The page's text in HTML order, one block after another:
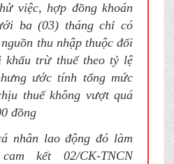
việc, hợp đồng khoán
ba (03) tháng chỉ có
thu nhập thuộc đối
khấu trừ thuế theo tỷ lệ
ước tính tổng mức
thuế không vượt quá
đồng
nhân lao động đó làm
kết 02/CK-TNCN